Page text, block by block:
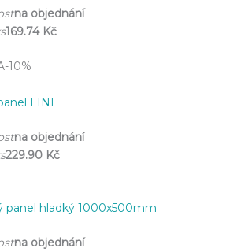
na objednání
169.74 Kč
-10%
LINE
na objednání
229.90 Kč
panel hladký 1000x500mm
na objednání